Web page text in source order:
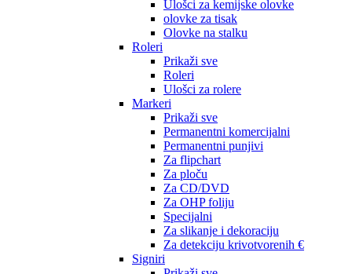
Ulošci za kemijske olovke
olovke za tisak
Olovke na stalku
Roleri
Prikaži sve
Roleri
Ulošci za rolere
Markeri
Prikaži sve
Permanentni komercijalni
Permanentni punjivi
Za flipchart
Za ploču
Za CD/DVD
Za OHP foliju
Specijalni
Za slikanje i dekoraciju
Za detekciju krivotvorenih €
Signiri